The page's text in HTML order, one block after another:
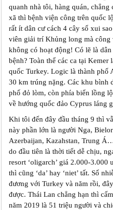
quanh nhà tôi, hàng quán,
xã thì bệnh viện công trên quốc
rất ít dân cư cách 4 cây số xui
viên giải trí Khủng long mà công
không có hoạt động! Có lẽ là
bệnh? Toàn thể các ca tại Kemer
quốc Turkey. Logic là thành phố
30 km trúng nặng. Các khu bình
phố đỏ lòm, còn phía biển lồng
về hướng quốc đảo Cyprus láng
Khi tôi đến đây đầu tháng 9 thì
này phần lớn là người Nga,
Azerbaijan, Kazahstan, Trung
do đầu tiên là thời tiết dễ chịu,
resort ‘oligarch’ giá 2.000-3.000
thì cũng ‘da’ hay ‘niet’ tất. Số
đương với Turkey và năm rồi,
được. Thái Lan chẳng hạn thì
năm 2019 là 51 triệu người và